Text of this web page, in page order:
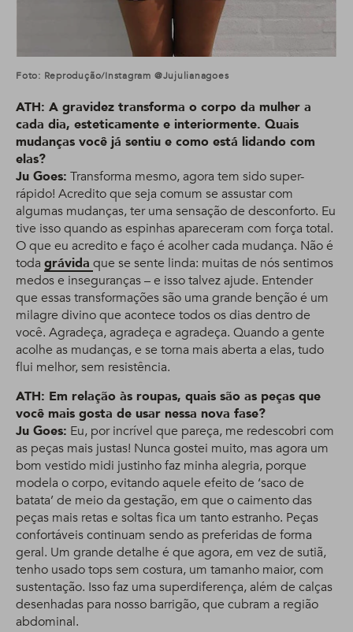
Foto: Reprodução/Instagram @jujulianagoes
ATH: A gravidez transforma o corpo da mulher a
cada dia, esteticamente e interiormente. Quais
mudanças você já sentiu e como está lidando com
elas?
Ju Goes: Transforma mesmo, agora tem sido super-
rápido! Acredito que seja comum se assustar com
algumas mudanças, ter uma sensação de desconforto. Eu
tive isso quando as espinhas apareceram com força total.
O que eu acredito e faço é acolher cada mudança. Não é
toda grávida que se sente linda: muitas de nós sentimos
medos e inseguranças – e isso talvez ajude. Entender
que essas transformações são uma grande benção é um
milagre divino que acontece todos os dias dentro de
você. Agradeça, agradeça e agradeça. Quando a gente
acolhe as mudanças, e se torna mais aberta a elas, tudo
flui melhor, sem resistência.
ATH: Em relação às roupas, quais são as peças que
você mais gosta de usar nessa nova fase?
Ju Goes: Eu, por incrível que pareça, me redescobri com
as peças mais justas! Nunca gostei muito, mas agora um
bom vestido midi justinho faz minha alegria, porque
modela o corpo, evitando aquele efeito de ‘saco de
batata’ de meio da gestação, em que o caimento das
peças mais retas e soltas fica um tanto estranho. Peças
confortáveis continuam sendo as preferidas de forma
geral. Um grande detalhe é que agora, em vez de sutiã,
tenho usado tops sem costura, um tamanho maior, com
sustentação. Isso faz uma superdiferença, além de calças
desenhadas para nosso barrigão, que cubram a região
abdominal.